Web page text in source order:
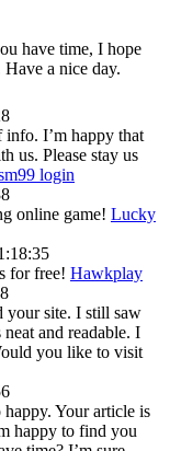
have time, I hope
a nice day.
info. I’m happy that
us. Please stay us
login
online game! Lucky
for free! Hawkplay
your site. I still saw
and readable. I
you like to visit
Your article is
happy to find you